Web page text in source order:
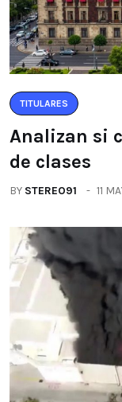
TITULARES
Analizan si
de clases
BY STEREO91 11